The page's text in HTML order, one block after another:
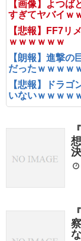
【画像】よつ
すぎてヤバイｗ
【悲報】FF7リ
ｗｗｗｗｗｗ
【朗報】進撃
だったｗｗｗｗ
【悲報】ドラ
いないｗｗｗｗ